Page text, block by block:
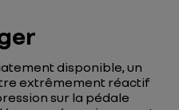
disponible, un
extrêmement réactif
sur la pédale